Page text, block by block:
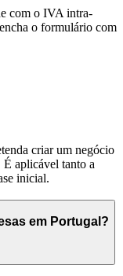
com o IVA intra-
o formulário com
criar um negócio
aplicável tanto a
inicial.
em Portugal?